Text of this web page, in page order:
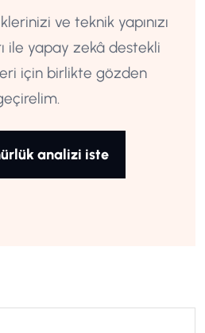
ve teknik yapınızı
ile yapay zekâ destekli
için birlikte gözden
analizi iste